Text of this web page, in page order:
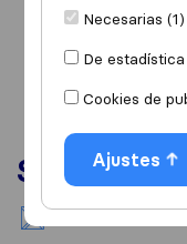
Información
Servicios
Necesarias (1)
De
Cookies de
Ajustes